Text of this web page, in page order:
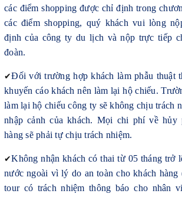
các điểm shopping được chỉ định trong
các điểm shopping, quý khách vui lòng
định của công ty du lịch và nộp trực tiếp
đoàn.
✔Đối với trường hợp khách làm phẫu thuật
khuyến cáo khách nên làm lại hộ chiếu.
làm lại hộ chiếu công ty sẽ không chịu trách
nhập cảnh của khách. Mọi chi phí về hủy
hàng sẽ phải tự chịu trách nhiệm.
✔Không nhận khách có thai từ 05 tháng trở
nước ngoài vì lý do an toàn cho khách
tour có trách nhiệm thông báo cho nhân